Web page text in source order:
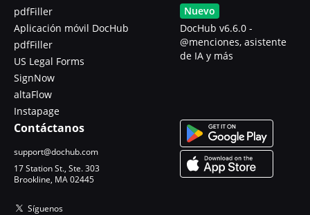
pdfFiller
Aplicación móvil DocHub
pdfFiller
US Legal Forms
SignNow
altaFlow
Instapage
Nuevo
DocHub v6.6.0 -
@menciones, asistente
de IA y más
Contáctanos
support@dochub.com
17 Station St., Ste. 303
Brookline, MA 02445
Síguenos